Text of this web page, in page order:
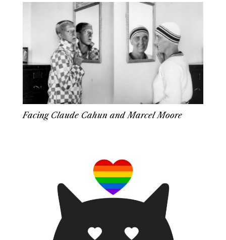
Facing Claude Cahun and Marcel Moore